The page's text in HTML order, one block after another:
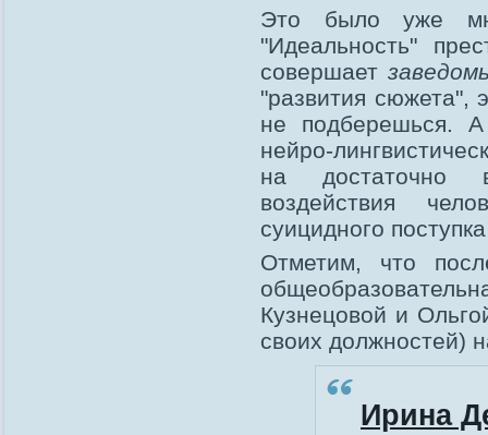
Это было уже
"Идеальность"
совершает
"развития сюжета",
не подберешься.
нейро-
на достаточно
воздействия
суицидного
Отметим, что
Кузнецовой и
своих должностей)
Ирина